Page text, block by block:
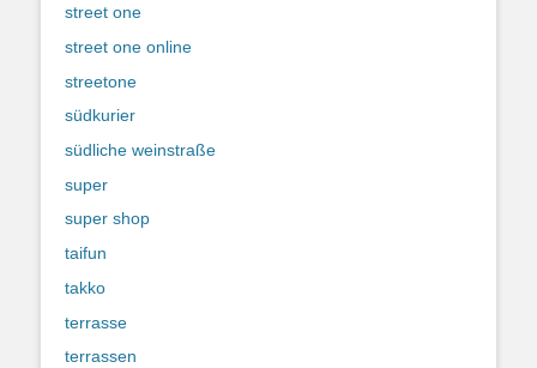
street one
street one online
streetone
südkurier
südliche weinstraße
super
super shop
taifun
takko
terrasse
terrassen